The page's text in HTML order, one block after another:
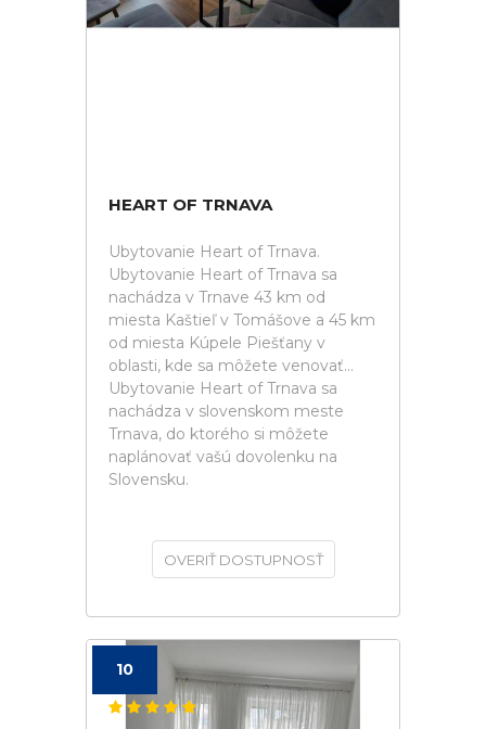
HEART OF TRNAVA
Ubytovanie Heart of Trnava.
Ubytovanie Heart of Trnava sa
nachádza v Trnave 43 km od
miesta Kaštieľ v Tomášove a 45 km
od miesta Kúpele Piešťany v
oblasti, kde sa môžete venovať...
Ubytovanie Heart of Trnava sa
nachádza v slovenskom meste
Trnava, do ktorého si môžete
naplánovať vašú dovolenku na
Slovensku.
OVERIŤ DOSTUPNOSŤ
10